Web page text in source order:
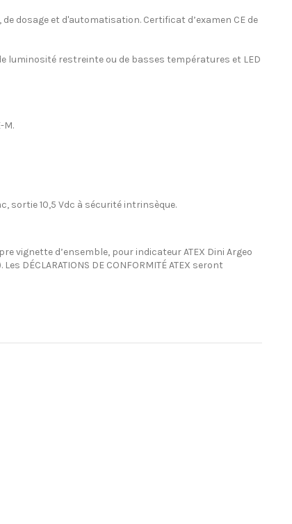
dosage et d'automatisation. Certificat d’examen CE de
luminosité restreinte ou de basses températures et LED
M.
sortie 10,5 Vdc à sécurité intrinsèque.
vignette d’ensemble, pour indicateur ATEX Dini Argeo
DÉCLARATIONS DE CONFORMITÉ ATEX seront